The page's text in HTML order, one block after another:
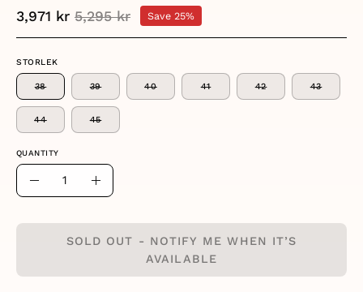
3,971 kr 5,295 kr Save 25%
STORLEK
38 39 40 41 42 43
44 45
QUANTITY
Quantity
Increase
SOLD OUT - NOTIFY ME WHEN IT’S
AVAILABLE